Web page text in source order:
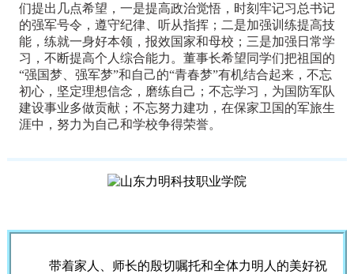
们提出几点希望，一是提高政治觉悟，时刻牢记习总书记
的强军号令，遵守纪律、听从指挥；二是加强训练提高技
能，练就一身好本领，报效国家和母校；三是加强日常学
习，不断提高个人综合能力。董事长希望同学们把祖国的
“强国梦、强军梦”和自己的“青春梦”有机结合起来，不忘
初心，坚定理想信念，磨练自己；不忘学习，为国防军队
建设事业多做贡献；不忘努力建功，在保家卫国的军旅生
涯中，努力为自己和学校争得荣誉。
带着家人、师长的殷切嘱托和全体力明人的美好祝